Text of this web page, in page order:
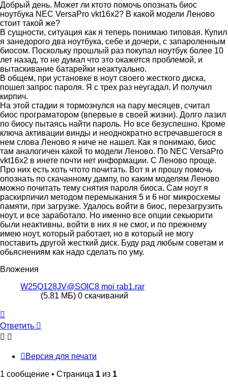
Добрый день. Может ли ктото помочь опознать биос
ноутбука NEC VersaPro vkt16x2? В какой модели Леново
стоит такой же?
В сущности, ситуация как я теперь понимаю типовая. Купил
я занедорого два ноутбука, себе и дочери, с запароленным
биосом. Поскольку прошлый раз покупал ноутбук более 10
лет назад, то не думал что это окажется проблемой, и
вытаскивание батарейки неактуально.
В общем, при установке в ноут своего жесткого диска,
пошел запрос пароля. Я с трех раз неугадал. И получил
кирпич.
На этой стадии я тормознулся на пару месяцев, считал
биос програматором (впервые в своей жизни). Долго лазил
по биосу пытаясь найти пароль. Но все безуспешно. Кроме
ключа активации винды и неоднократно встречавшегося в
нем слова Леново я ниче не нашел. Как я понимаю, биос
там аналогичен какой то модели Леново. По NEC VersaPro
vkt16x2 в инете почти нет информации. С Леново проще.
Про них есть хоть чтото почитать. Вот я и прошу помочь
опознать по скачанному дампу, по каким моделям Леново
можно почитать тему снятия пароля биоса. Сам ноут я
раскирпичил методом перемыкания 5 и 6 ног микросхемы
памяти, при загрузке. Удалось войти в биос, перезагрузить
ноут, и все заработало. Но именно все опции секьюрити
были неактивны, войти в них я не смог, и по прежнему
имею ноут, который работает, но в который не могу
поставить другой жесткий диск. Буду рад любым советам и
обьяснениям как надо сделать по уму.
Вложения
W25Q128JV@SOIC8 moi rab1.rar
(5.81 МБ) 0 скачиваний
к
началу
Ответить
Ответить
Версия для печати
1 сообщение • Страница 1 из 1